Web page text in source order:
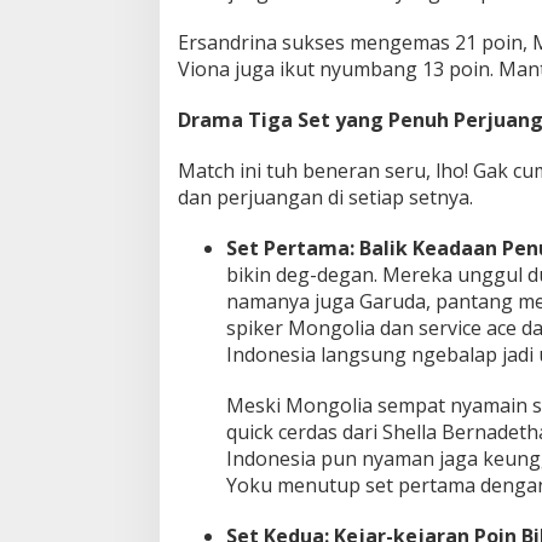
C
u
0
5
Ersandrina sukses mengemas 21 poin,
Viona juga ikut nyumbang 13 poin.
Drama Tiga Set yang Penuh
Match ini tuh beneran seru, lho! Gak
dan perjuangan di setiap setnya.
Set Pertama: Balik Keadaan
bikin deg-degan. Mereka unggul
namanya juga Garuda, pantang
spiker Mongolia dan service ace
Indonesia langsung ngebalap jadi
Meski Mongolia sempat nyamain
quick cerdas dari Shella
Indonesia pun nyaman jaga
Yoku menutup set pertama
Set Kedua: Kejar-kejaran Poin